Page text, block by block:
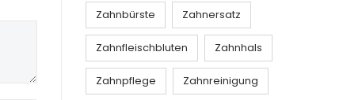
Zahnbürste Zahnersatz
Zahnfleischbluten Zahnhals
Zahnpflege Zahnreinigung